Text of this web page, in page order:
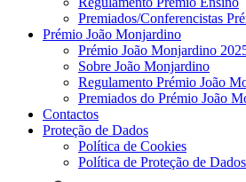
Premiados/Conferencistas
Prémio João Monjardino
Prémio João Monjardino
Sobre João Monjardino
Regulamento Prémio João
Premiados do Prémio João
Contactos
Proteção de Dados
Política de Cookies
Política de Proteção de